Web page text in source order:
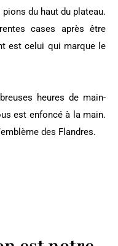
du haut du plateau.
cases après être
est celui qui marque le
heures de main-
est enfoncé à la main.
des Flandres.